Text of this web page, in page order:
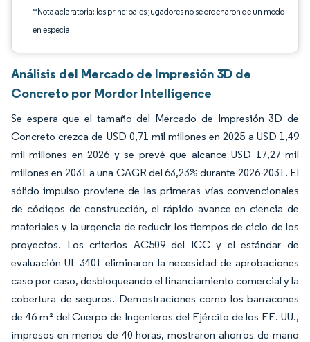
*Nota aclaratoria: los principales jugadores no se ordenaron de un modo
en especial
Análisis del Mercado de Impresión 3D de
Concreto por Mordor Intelligence
Se espera que el tamaño del Mercado de Impresión 3D de
Concreto crezca de USD 0,71 mil millones en 2025 a USD 1,49
mil millones en 2026 y se prevé que alcance USD 17,27 mil
millones en 2031 a una CAGR del 63,23% durante 2026-2031. El
sólido impulso proviene de las primeras vías convencionales
de códigos de construcción, el rápido avance en ciencia de
materiales y la urgencia de reducir los tiempos de ciclo de los
proyectos. Los criterios AC509 del ICC y el estándar de
evaluación UL 3401 eliminaron la necesidad de aprobaciones
caso por caso, desbloqueando el financiamiento comercial y la
cobertura de seguros. Demostraciones como los barracones
de 46 m² del Cuerpo de Ingenieros del Ejército de los EE. UU.,
impresos en menos de 40 horas, mostraron ahorros de mano